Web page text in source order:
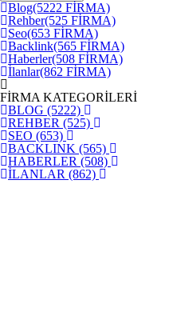
Blog(5222 FİRMA)
Rehber(525 FİRMA)
Seo(653 FİRMA)
Backlink(565 FİRMA)
Haberler(508 FİRMA)
İlanlar(862 FİRMA)
FİRMA KATEGORİLERİ
BLOG (5222)
REHBER (525)
SEO (653)
BACKLINK (565)
HABERLER (508)
İLANLAR (862)